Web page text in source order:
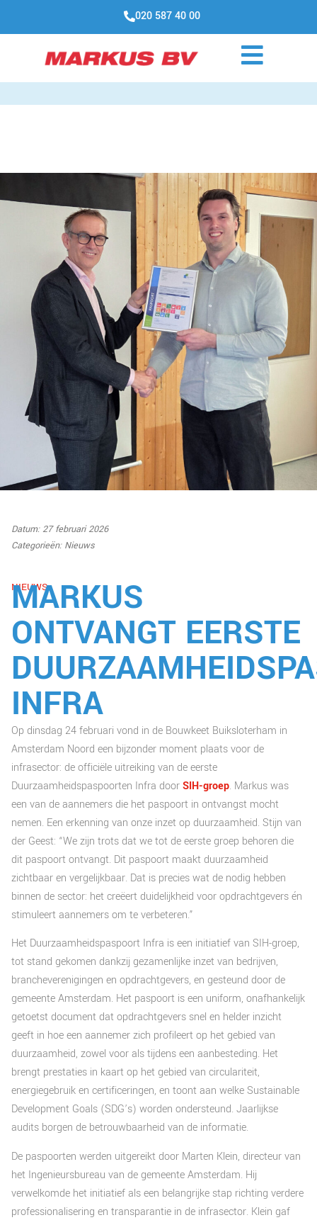
020 587 40 00
Datum: 27 februari 2026
Categorieën: Nieuws
NIEUWS
MARKUS
ONTVANGT EERSTE
INFRA
Op dinsdag 24 februari vond in de Bouwkeet Buiksloterham in
Amsterdam Noord een bijzonder moment plaats voor de
infrasector: de officiële uitreiking van de eerste
Duurzaamheidspaspoorten Infra doorSIH-groep. Markus was
een van de aannemers die het paspoort in ontvangst mocht
nemen. Een erkenning van onze inzet op duurzaamheid. Stijn van
der Geest: “We zijn trots dat we tot de eerste groep behoren die
dit paspoort ontvangt. Dit paspoort maakt duurzaamheid
zichtbaar en vergelijkbaar. Dat is precies wat de nodig hebben
binnen de sector: het creëert duidelijkheid voor opdrachtgevers én
stimuleert aannemers om te verbeteren.”
Het Duurzaamheidspaspoort Infra is een initiatief van SIH-groep,
tot stand gekomen dankzij gezamenlijke inzet van bedrijven,
brancheverenigingen en opdrachtgevers, en gesteund door de
gemeente Amsterdam. Het paspoort is een uniform, onafhankelijk
getoetst document dat opdrachtgevers snel en helder inzicht
geeft in hoe een aannemer zich profileert op het gebied van
duurzaamheid, zowel voor als tijdens een aanbesteding. Het
brengt prestaties in kaart op het gebied van circulariteit,
energiegebruik en certificeringen, en toont aan welke Sustainable
Development Goals (SDG’s) worden ondersteund. Jaarlijkse
audits borgen de betrouwbaarheid van de informatie.
De paspoorten werden uitgereikt door Marten Klein, directeur van
het Ingenieursbureau van de gemeente Amsterdam. Hij
verwelkomde het initiatief als een belangrijke stap richting verdere
professionalisering en transparantie in de infrasector. Klein gaf